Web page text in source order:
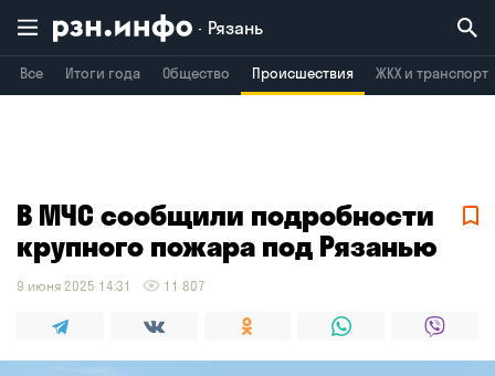
Рязань
Все Итоги года Общество Происшествия ЖКХ и транспорт
Воронеж Брянск
В МЧС сообщили подробности
крупного пожара под Рязанью
9 июня 2025 14:31 11 807